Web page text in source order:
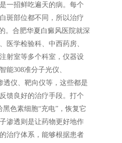
一招鲜吃遍天的病。每个
斑部位都不同，所以治疗
。合肥华夏白癜风医院就深
医学检验科、中西药房、
射室等多个科室，仪器设
能308准分子光仪、
透仪、靶向仪等，这些都是
馈良好的治疗手段。打个
黑色素细胞“充电”，恢复它
渗透则是让药物更好地作
治疗体系，能够根据患者